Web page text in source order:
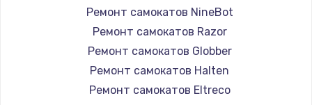
Замена платы сенсора
900 руб.
Ремонт самокатов NineBot
Ремонт самокатов Razor
Ремонт самокатов Globber
Ремонт самокатов Halten
Ремонт самокатов Eltreco